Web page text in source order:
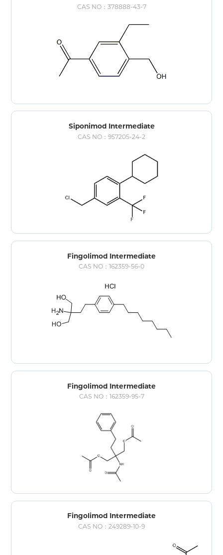
CAS NO：378888-43-7
Siponimod Intermediate
CAS NO：957205-24-2
Fingolimod Intermediate
CAS NO：162359-56-0
Fingolimod Intermediate
CAS NO：162359-95-7
Fingolimod Intermediate
CAS NO：249289-10-9